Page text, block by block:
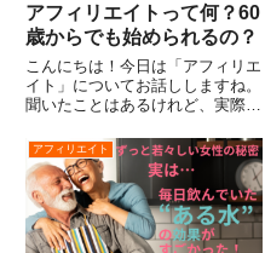
アフィリエイトって何？60
歳からでも始められるの？
こんにちは！今日は「アフィリエ
イト」についてお話ししますね。
聞いたことはあるけれど、実際に
いう方も多いと思います。特に
60歳を過ぎてから何か新しいこ
とを始めるのは不安が大きいです
よね。でも、安心してください。
ア...
アフィリエイト